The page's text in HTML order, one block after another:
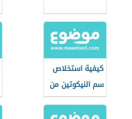
كيفية استخلاص
سم النيكوتين من
التبغ